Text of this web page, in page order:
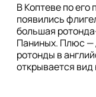
В Коптеве по его
появились
большая
Паниных. Плюс —
ротонды в
открывается вид